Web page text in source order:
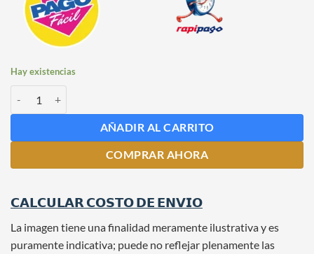
Hay existencias
AÑADIR AL CARRITO
COMPRAR AHORA
𝗖𝗔𝗟𝗖𝗨𝗟𝗔𝗥 𝗖𝗢𝗦𝗧𝗢 𝗗𝗘 𝗘𝗡𝗩𝗜𝗢
La imagen tiene una finalidad meramente ilustrativa y es
puramente indicativa; puede no reflejar plenamente las